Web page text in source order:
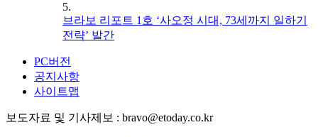
5.
브라보 리포트 1호 ‘사오정 시대, 73세까지 일하기
전략’ 발간
PC버전
공지사항
사이트맵
보도자료 및 기사제보 : bravo@etoday.co.kr